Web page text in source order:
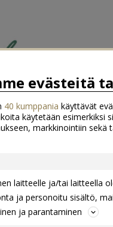
evästeitä
40 kumppania käyttävät
käytetään
markkinointiin
laitteelle ja/tai laitteella
ja personoitu sisältö,
ja parantaminen